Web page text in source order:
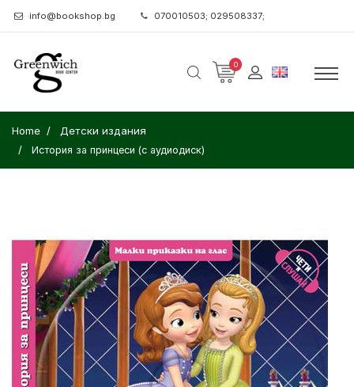
info@bookshop.bg 070010503; 029508337;
0
Home Детски издания
История за принцеси (с аудиодиск)